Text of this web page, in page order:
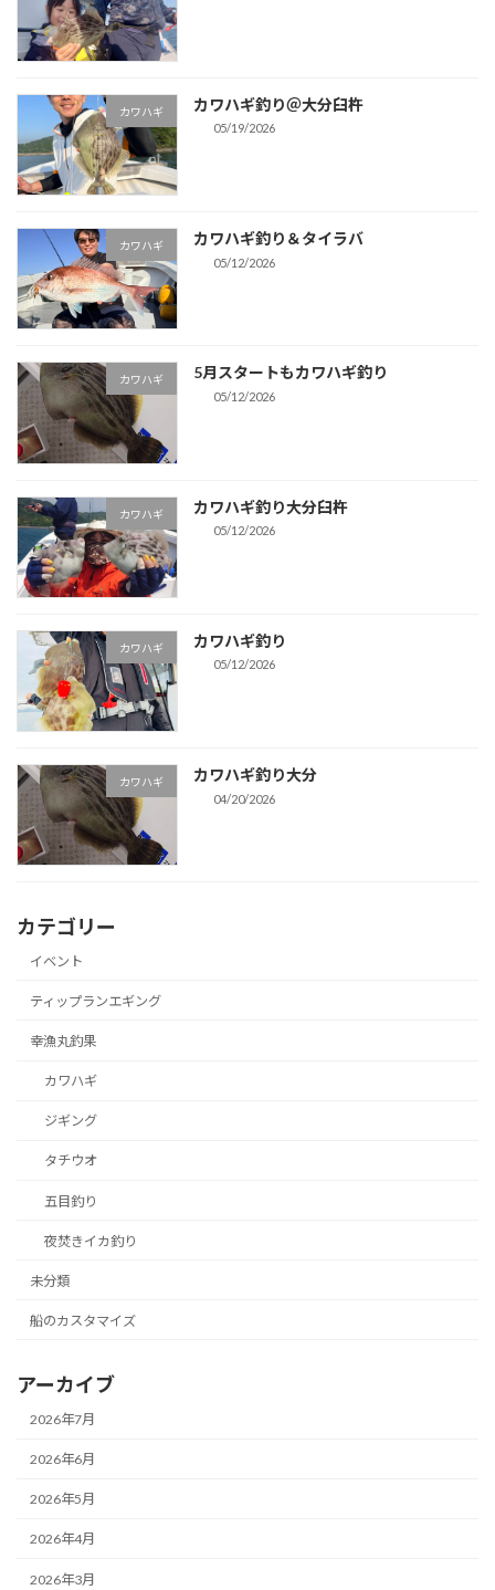
カワハギ カワハギ釣り＠大分臼杵
05/19/2026
カワハギ カワハギ釣り＆タイラバ
05/12/2026
カワハギ 5月スタートもカワハギ釣り
05/12/2026
カワハギ カワハギ釣り大分臼杵
05/12/2026
カワハギ カワハギ釣り
05/12/2026
カワハギ カワハギ釣り大分
04/20/2026
カテゴリー
イベント
ティップランエギング
幸漁丸釣果
カワハギ
ジギング
タチウオ
五目釣り
夜焚きイカ釣り
未分類
船のカスタマイズ
アーカイブ
2026年7月
2026年6月
2026年5月
2026年4月
2026年3月